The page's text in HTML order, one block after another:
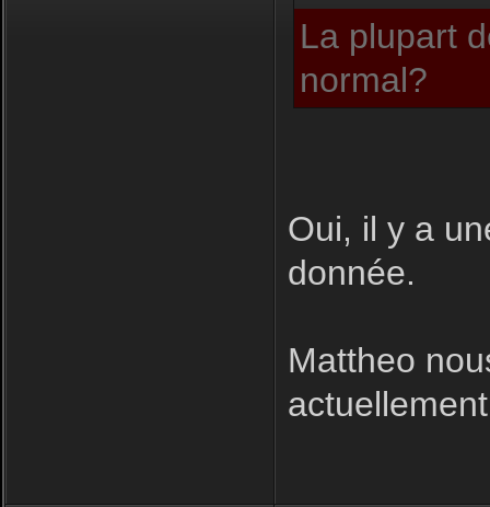
La plupart
normal?
Oui, il y a
donnée.
Mattheo